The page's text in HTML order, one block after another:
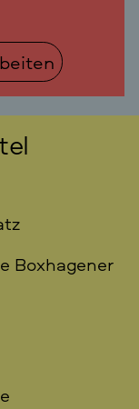
Boxhagener